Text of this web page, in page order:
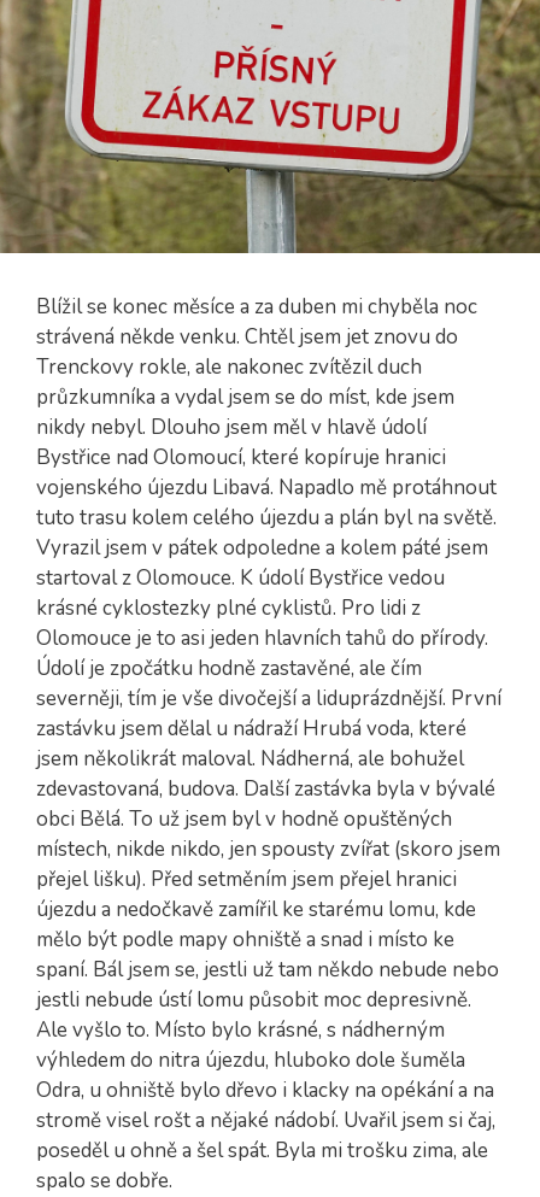
Blížil se konec měsíce a za duben mi chyběla noc
strávená někde venku. Chtěl jsem jet znovu do
Trenckovy rokle, ale nakonec zvítězil duch
průzkumníka a vydal jsem se do míst, kde jsem
nikdy nebyl. Dlouho jsem měl v hlavě údolí
Bystřice nad Olomoucí, které kopíruje hranici
vojenského újezdu Libavá. Napadlo mě protáhnout
tuto trasu kolem celého újezdu a plán byl na světě.
Vyrazil jsem v pátek odpoledne a kolem páté jsem
startoval z Olomouce. K údolí Bystřice vedou
krásné cyklostezky plné cyklistů. Pro lidi z
Olomouce je to asi jeden hlavních tahů do přírody.
Údolí je zpočátku hodně zastavěné, ale čím
severněji, tím je vše divočejší a liduprázdnější. První
zastávku jsem dělal u nádraží Hrubá voda, které
jsem několikrát maloval. Nádherná, ale bohužel
zdevastovaná, budova. Další zastávka byla v bývalé
obci Bělá. To už jsem byl v hodně opuštěných
místech, nikde nikdo, jen spousty zvířat (skoro jsem
přejel lišku). Před setměním jsem přejel hranici
újezdu a nedočkavě zamířil ke starému lomu, kde
mělo být podle mapy ohniště a snad i místo ke
spaní. Bál jsem se, jestli už tam někdo nebude nebo
jestli nebude ústí lomu působit moc depresivně.
Ale vyšlo to. Místo bylo krásné, s nádherným
výhledem do nitra újezdu, hluboko dole šuměla
Odra, u ohniště bylo dřevo i klacky na opékání a na
stromě visel rošt a nějaké nádobí. Uvařil jsem si čaj,
poseděl u ohně a šel spát. Byla mi trošku zima, ale
spalo se dobře.